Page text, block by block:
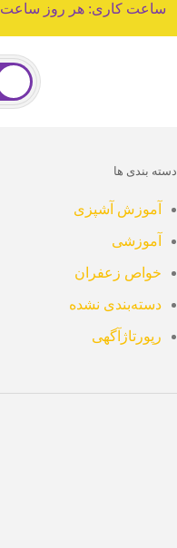
ساعت کاری: هر روز ساعت ۱۲ الی ۲۱
دسته بندی ها
آموزش آشپزی
آموزشی
خواص زعفران
دسته‌بندی نشده
رپورتاژآگهی